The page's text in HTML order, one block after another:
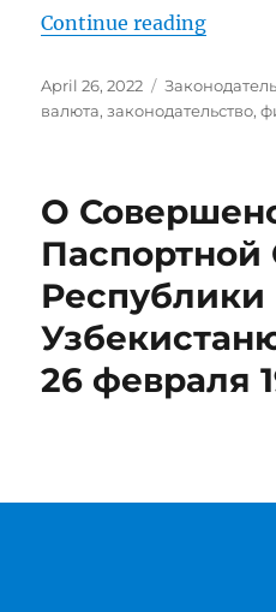
Continue reading
Posted
on
April 26, 2022 Categories
валюта,законодательство,
О
Республики
26 февраля